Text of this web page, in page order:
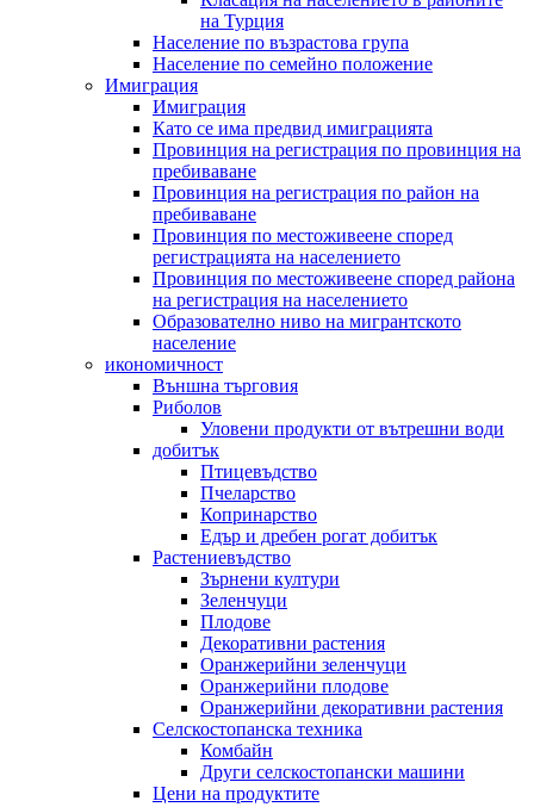
на Турция
Население по възрастова група
Население по семейно положение
Имиграция
Имиграция
Като се има предвид имиграцията
Провинция на регистрация по провинция на
пребиваване
Провинция на регистрация по район на
пребиваване
Провинция по местоживеене според
регистрацията на населението
Провинция по местоживеене според района
на регистрация на населението
Образователно ниво на мигрантското
население
икономичност
Външна търговия
Риболов
Уловени продукти от вътрешни води
добитък
Птицевъдство
Пчеларство
Копринарство
Едър и дребен рогат добитък
Растениевъдство
Зърнени култури
Зеленчуци
Плодове
Декоративни растения
Оранжерийни зеленчуци
Оранжерийни плодове
Оранжерийни декоративни растения
Селскостопанска техника
Комбайн
Други селскостопански машини
Цени на продуктите